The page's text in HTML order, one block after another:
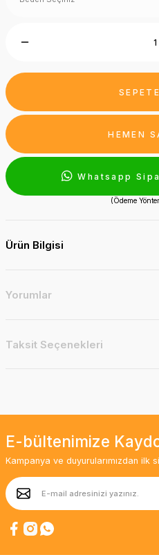
HEMEN
Whatsapp
(Ödeme
Ürün Bilgisi
Yorumlar
Taksit Seçenekleri
E-bültenimize
Kampanya ve duyurularımızdan ilk